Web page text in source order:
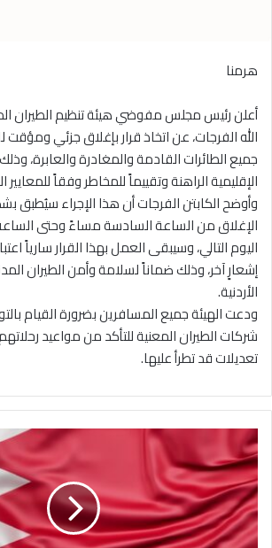
هرمنا
أعلن رئيس مجلس مفوضي هيئة تنظيم الطيران
الله الفرجات، عن اتخاذ قرار بإغلاق جزئي ومؤقت
جميع الطائرات القادمة والمغادرة والعابرة،
الإقليمية الراهنة وتقييماً للمخاطر وفقاً للمعايير
وأوضح الكابتن الفرجات أن هذا الإجراء سيُطبق
الإغلاق من الساعة السادسة مساءً وحتى
اليوم التالي، وسيبقى العمل بهذا القرار سارياً
إشعارٍ آخر، وذلك ضماناً لسلامة وأمن الطيران
الأردنية.
ودعت الهيئة جميع المسافرين بضرورة القيام
شركات الطيران المعنية للتأكد من مواعيد
تعديلات قد تطرأ عليها.
ا
ل
د
ا
خ
ل